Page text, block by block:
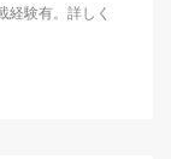
経験有。詳しく